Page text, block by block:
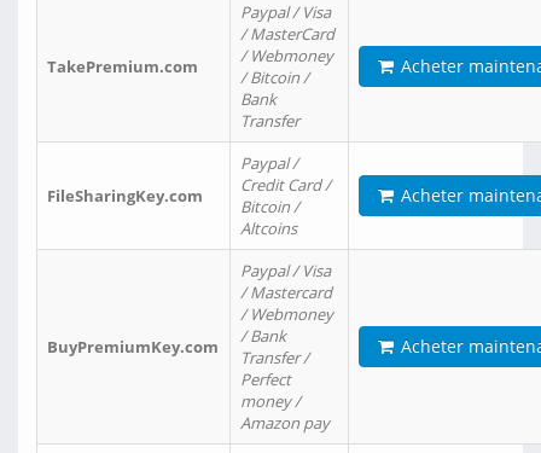
TakePremium.com
Paypal / Visa
/ MasterCard
/ Webmoney
/ Bitcoin /
Bank
Transfer
Acheter
FileSharingKey.com
Paypal /
Credit Card /
Bitcoin /
Altcoins
Acheter
BuyPremiumKey.com
Paypal / Visa
/ Mastercard
/ Webmoney
/ Bank
Transfer /
Perfect
money /
Amazon pay
Acheter